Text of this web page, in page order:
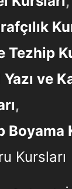
Tezhip
Yazı ve
,
Boyama
Kursları